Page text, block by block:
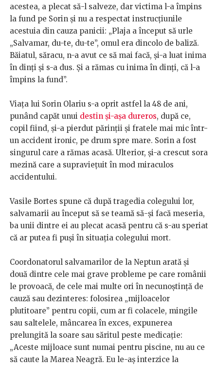
acestea, a plecat să-l salveze, dar victima l-a împins
la fund pe Sorin și nu a respectat instrucțiunile
acestuia din cauza panicii: „Plaja a început să urle
„Salvamar, du-te, du-te”, omul era dincolo de baliză.
Băiatul, săracu, n-a avut ce să mai facă, și-a luat inima
în dinți și s-a dus. Și a rămas cu inima în dinți, că l-a
împins la fund”.
Viața lui Sorin Olariu s-a oprit astfel la 48 de ani,
punând capăt unui destin și-așa dureros, după ce,
copil fiind, și-a pierdut părinții și fratele mai mic într-
un accident ironic, pe drum spre mare. Sorin a fost
singurul care a rămas acasă. Ulterior, și-a crescut sora
mezină care a supraviețuit în mod miraculos
accidentului.
Vasile Bortes spune că după tragedia colegului lor,
salvamarii au început să se teamă să-și facă meseria,
ba unii dintre ei au plecat acasă pentru că s-au speriat
că ar putea fi puși în situația colegului mort.
Coordonatorul salvamarilor de la Neptun arată și
două dintre cele mai grave probleme pe care românii
le provoacă, de cele mai multe ori în necunoștință de
cauză sau dezinteres: folosirea „mijloacelor
plutitoare” pentru copii, cum ar fi colacele, mingile
sau saltelele, mâncarea în exces, expunerea
prelungită la soare sau săritul peste medicație:
„Aceste mijloace sunt numai pentru piscine, nu au ce
să caute la Marea Neagră. Eu le-aș interzice la